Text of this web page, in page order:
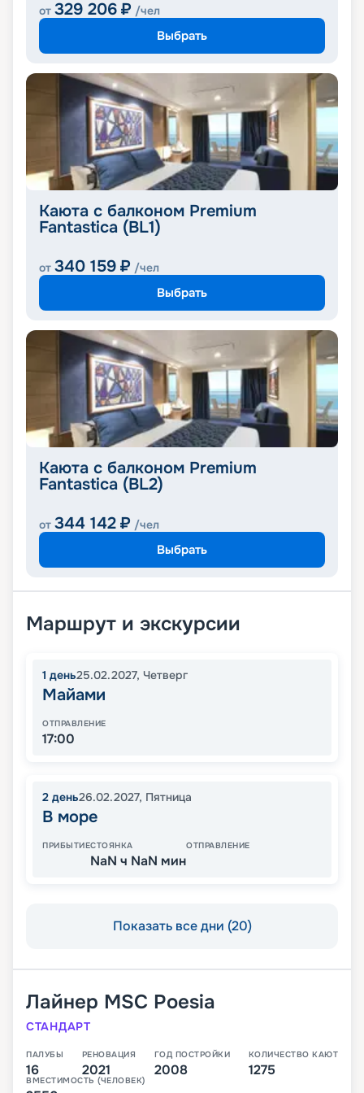
от 329 206 ₽ /чел
Выбрать
Каюта с балконом Premium
Fantastica (BL1)
от 340 159 ₽ /чел
Выбрать
Каюта с балконом Premium
Fantastica (BL2)
от 344 142 ₽ /чел
Выбрать
Маршрут и экскурсии
1 день25.02.2027, Четверг
Майами
ОТПРАВЛЕНИЕ
17:00
2 день26.02.2027, Пятница
В море
ПРИБЫТИЕСТОЯНКА
NaN ч NaN мин
ОТПРАВЛЕНИЕ
Показать все дни (20)
Лайнер MSC Poesia
СТАНДАРТ
ПАЛУБЫ
16
РЕНОВАЦИЯ
2021
ГОД ПОСТРОЙКИ
2008
КОЛИЧЕСТВО КАЮТ
1275
ВМЕСТИМОСТЬ (ЧЕЛОВЕК)